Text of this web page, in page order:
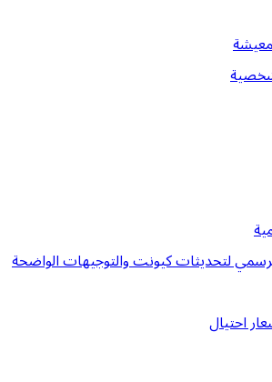
لتحديثات كيونت والتوجيهات الواضحة